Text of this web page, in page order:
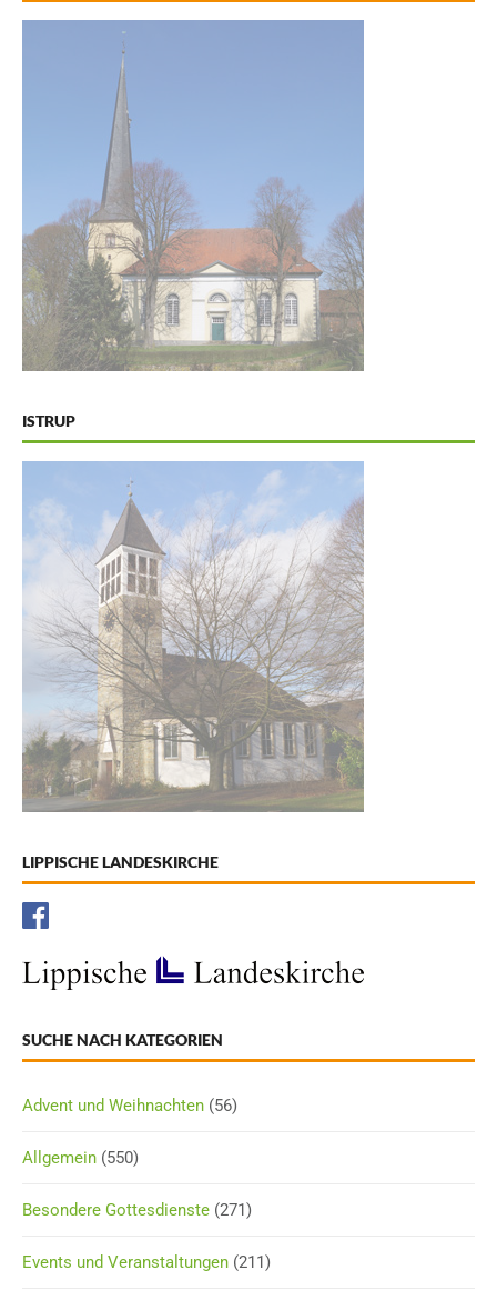
ISTRUP
LIPPISCHE LANDESKIRCHE
SUCHE NACH KATEGORIEN
Advent und Weihnachten (56)
Allgemein (550)
Besondere Gottesdienste (271)
Events und Veranstaltungen (211)